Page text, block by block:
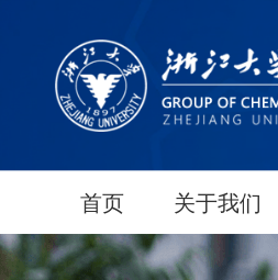
首页 关于我们